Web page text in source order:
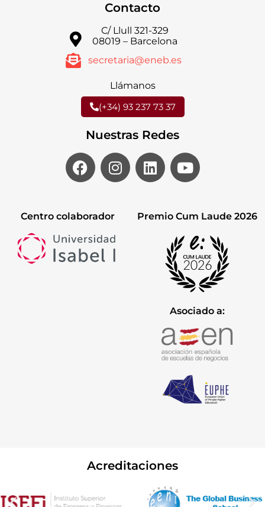
Contacto
C/ Llull 321-329
08019 – Barcelona
secretaria@eneb.es
Llámanos
(+34) 93 237 73 37
Nuestras Redes
Centro colaborador Premio Cum Laude 2026
Asociado a:
Acreditaciones